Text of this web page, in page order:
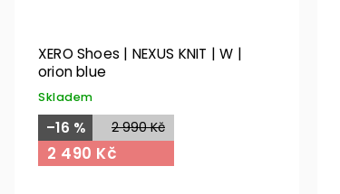
XERO Shoes | NEXUS KNIT | W |
orion blue
Skladem
2 990 Kč
–16 %
2 490 Kč